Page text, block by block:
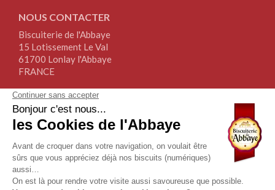
NOUS CONTACTER
Biscuiterie de l'Abbaye
15 Lotissement Le Val
61700 Lonlay l'Abbaye
FRANCE
Tél.+33(0)2.33.30.64.64
Fax+33(0)2.76.34.17.67
NOUS SUIVRE